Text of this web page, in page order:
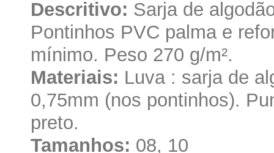
Descritivo: Sarja de
Pontinhos PVC palma e
mínimo. Peso 270 g/m².
Materiais: Luva : sarja de
0,75mm (nos pontinhos).
preto.
Tamanhos: 08, 10